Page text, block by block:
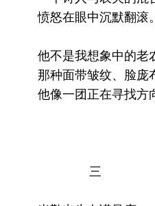
愤怒在眼中沉默翻滚。
他不是我想象中的老
那种面带皱纹、脸庞
他像一团正在寻找方
三